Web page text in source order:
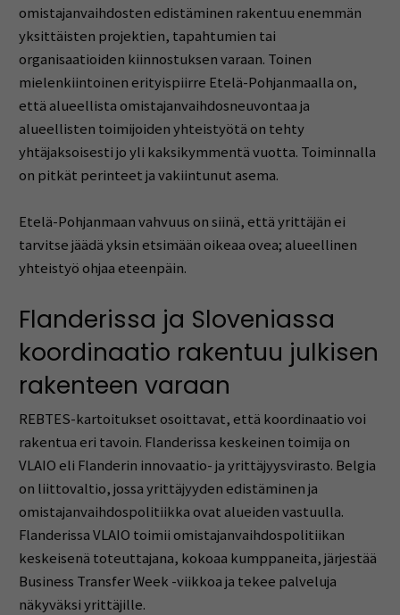
omistajanvaihdosten edistäminen rakentuu enemmän
yksittäisten projektien, tapahtumien tai
organisaatioiden kiinnostuksen varaan. Toinen
mielenkiintoinen erityispiirre Etelä-Pohjanmaalla on,
että alueellista omistajanvaihdosneuvontaa ja
alueellisten toimijoiden yhteistyötä on tehty
yhtäjaksoisesti jo yli kaksikymmentä vuotta. Toiminnalla
on pitkät perinteet ja vakiintunut asema.
Etelä-Pohjanmaan vahvuus on siinä, että yrittäjän ei
tarvitse jäädä yksin etsimään oikeaa ovea; alueellinen
yhteistyö ohjaa eteenpäin.
Flanderissa ja Sloveniassa
koordinaatio rakentuu julkisen
rakenteen varaan
REBTES-kartoitukset osoittavat, että koordinaatio voi
rakentua eri tavoin. Flanderissa keskeinen toimija on
VLAIO eli Flanderin innovaatio- ja yrittäjyysvirasto. Belgia
on liittovaltio, jossa yrittäjyyden edistäminen ja
omistajanvaihdospolitiikka ovat alueiden vastuulla.
Flanderissa VLAIO toimii omistajanvaihdospolitiikan
keskeisenä toteuttajana, kokoaa kumppaneita, järjestää
Business Transfer Week -viikkoa ja tekee palveluja
näkyväksi yrittäjille.